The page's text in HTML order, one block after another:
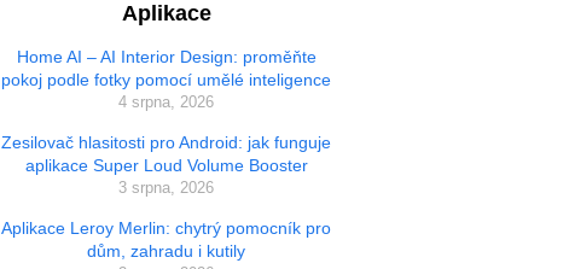
Aplikace
Home AI – AI Interior Design: proměňte
pokoj podle fotky pomocí umělé inteligence
4 srpna, 2026
Zesilovač hlasitosti pro Android: jak funguje
aplikace Super Loud Volume Booster
3 srpna, 2026
Aplikace Leroy Merlin: chytrý pomocník pro
dům, zahradu i kutily